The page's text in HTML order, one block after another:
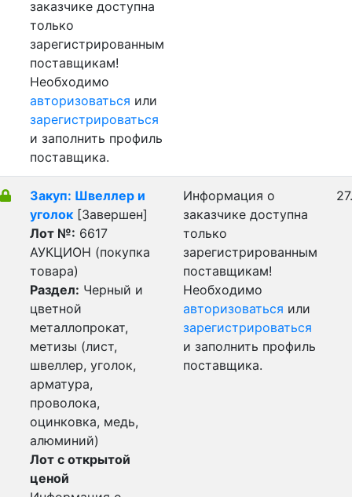
заказчике доступна
только
зарегистрированным
поставщикам!
Необходимо
авторизоваться или
зарегистрироваться
и заполнить профиль
поставщика.
Закуп: Швеллер и
уголок [Завершен]
Лот №: 6617
АУКЦИОН (покупка
товара)
Раздел: Черный и
цветной
металлопрокат,
метизы (лист,
швеллер, уголок,
арматура,
проволока,
оцинковка, медь,
алюминий)
Лот с открытой
ценой
Информация о
заказчике доступна
только
зарегистрированным
поставщикам!
Необходимо
авторизоваться или
зарегистрироваться
и заполнить профиль
поставщика.